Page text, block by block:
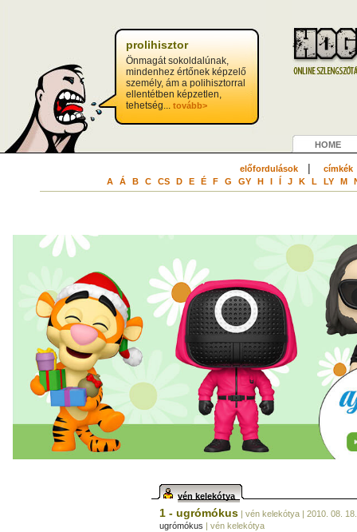
prolihisztor
Önmagát sokoldalúnak,
mindenhez értőnek képzelő
személy, ám a polihisztorral
ellentétben képzetlen,
tehetség... tovább>
HOME
előfordulások| címkék
A Á B C CS D E É F G GY H I Í J K L LY M
vén kelekótya
1 - ugrómókus | vén kelekótya | 2010. 08. 18.
ugrómókus | vén kelekótya